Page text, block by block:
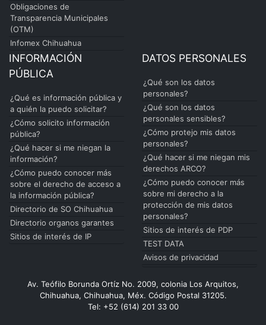
Obligaciones de
Transparencia Municipales
(OTM)
Infomex Chihuahua
INFORMACIÓN
PÚBLICA
¿Qué es información pública y
a quién la puedo solicitar?
¿Cómo solicito información
pública?
¿Qué hacer si me niegan la
información?
¿Cómo puedo conocer más
sobre el derecho de acceso a
la información pública?
Directorio de SO Chihuahua
Directorio organos garantes
Sitios de interés de IP
DATOS PERSONALES
¿Qué son los datos
personales?
¿Qué son los datos
personales sensibles?
¿Cómo protejo mis datos
personales?
¿Qué hacer si me niegan mis
derechos ARCO?
¿Cómo puedo conocer más
sobre mi derecho a la
protección de mis datos
personales?
Sitios de interés de PDP
TEST DATA
Avisos de privacidad
Av. Teófilo Borunda Ortíz No. 2009, colonia Los Arquitos,
Chihuahua, Chihuahua, Méx. Código Postal 31205.
Tel: +52 (614) 201 33 00